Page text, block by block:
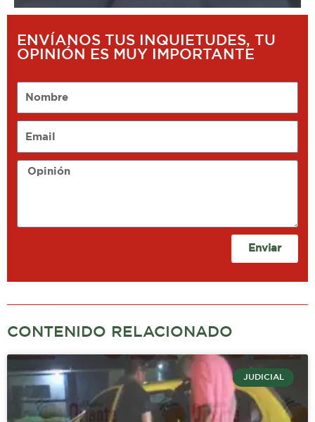
ENVÍANOS TUS INQUIETUDES, TU
OPINIÓN ES MUY IMPORTANTE
Opinión
Enviar
CONTENIDO RELACIONADO
JUDICIAL